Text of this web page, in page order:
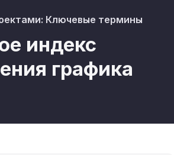
Ключевые термины
индекс
графика